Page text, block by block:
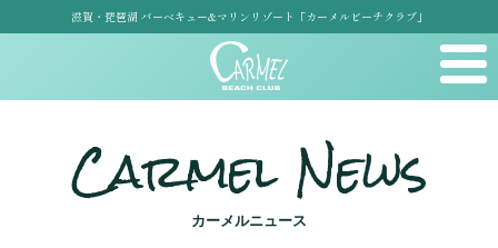
滋賀・琵琶湖 バーベキュー&マリンリゾート「カーメルビーチクラブ」
Carmel News
カーメルニュース